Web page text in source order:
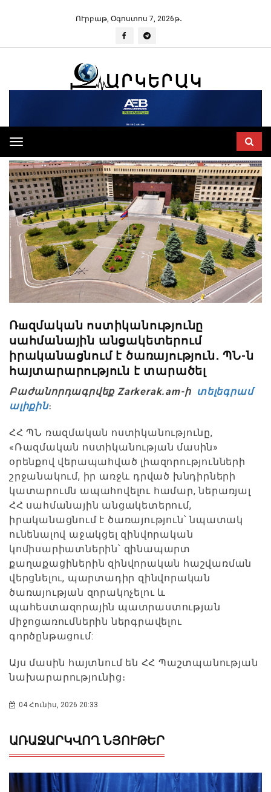
ՈՒրբաթ, Օգոստոս 7, 2026թ․
Toggle
navigation
Ռшզմական ոստիկանությունը
սահմանային անցակետերում
իրականացնում է ծառայություն․ ՊՆ-ն
հայտարարություն է տարածել
Բաժանորդագրվեք Zarkerak.am-ի տելեգրամ
ալիքին։
ՀՀ ՊՆ ռազմական ոստիկանությունը,
«Ռազմական ոստիկանության մասին»
օրենքով վերապահված լիազորությունների
շրջանակում, իր առջև դրված խնդիրների
կատարումն ապահովելու համար, ներառյալ
ՀՀ սահմանային անցակետերում,
իրականացնում է ծառայություն՝ նպատակ
ունենալով աջակցել զինվորական
կոմիսարիատներին՝ զինապարտ
քաղաքացիներին զինվորական հաշվառման
վերցնելու, պարտադիր զինվորական
ծառայության զորակոչելու և
պահեստազորային պատրաստության
միջոցառումներին ներգրավելու
գործընթացում:
Այս մասին հայտնում են ՀՀ Պաշտպանության
նախարարությունից։
04 Հունիս, 2026 20:33
ԱՌԱՋԱՐԿՎՈՂ ՆՅՈՒԹԵՐ